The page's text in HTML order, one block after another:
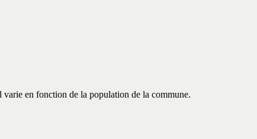
en fonction de la population de la commune.